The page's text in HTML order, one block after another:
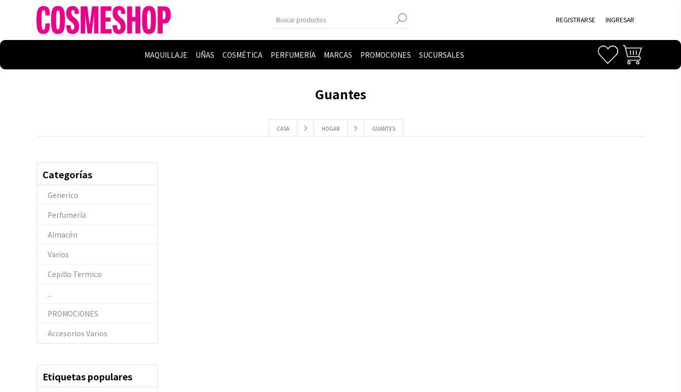
REGISTRARSE INGRESAR
MAQUILLAJE UÑAS COSMÉTICA PERFUMERÍA MARCAS PROMOCIONES SUCURSALES
CASA HOGAR GUANTES
Guantes
Categorías
Generico
Perfumería
Almacén
Varios
Cepillo Termico
...
PROMOCIONES
Accesorios Varios
Etiquetas populares